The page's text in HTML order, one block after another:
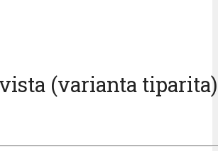
(varianta tiparita)